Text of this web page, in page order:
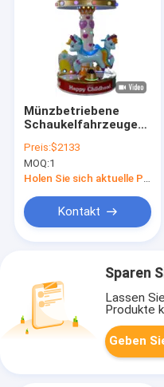
Münzbetriebene
Schaukelfahrzeuge
und fröhliche Lieder
für Kinder
Preis:$2133
MOQ:1
Holen Sie sich aktuelle Preis
Kontakt
Sparen
Lassen
Produkte
Geben